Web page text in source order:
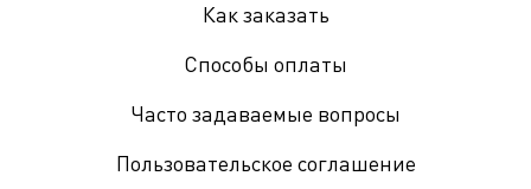
Как заказать
Способы оплаты
Часто задаваемые вопросы
Пользовательское соглашение